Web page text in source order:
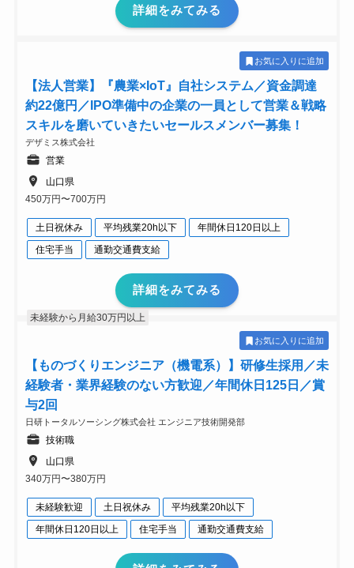
詳細をみてみる
お気に入りに追加
【法人営業】『農業×IoT』自社システム／資金調達
約22億円／IPO準備中の企業の一員として営業＆戦略
スキルを磨いていきたいセールスメンバー募集！
デザミス株式会社
営業
山口県
450万円〜700万円
土日祝休み 平均残業20h以下
年間休日120日以上
住宅手当
通勤交通費支給
詳細をみてみる
未経験から月給30万円以上
お気に入りに追加
【ものづくりエンジニア（機電系）】研修生採用／未
経験者・業界経験のない方歓迎／年間休日125日／賞
与2回
日研トータルソーシング株式会社 エンジニア技術開発部
技術職
山口県
340万円〜380万円
未経験歓迎 土日祝休み
平均残業20h以下
年間休日120日以上
住宅手当 通勤交通費支給